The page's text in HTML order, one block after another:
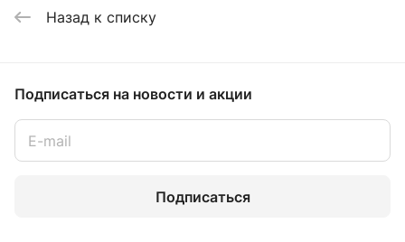
Назад к списку
Подписаться на новости и акции
Подписаться